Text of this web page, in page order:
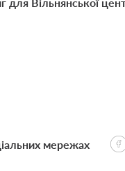
мережах